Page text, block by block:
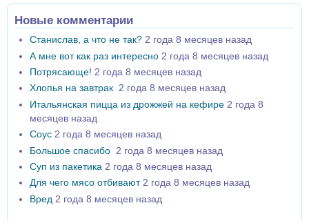
Новые комментарии
Станислав, а что не так? 2 года 8 месяцев назад
А мне вот как раз интересно 2 года 8 месяцев назад
Потрясающе! 2 года 8 месяцев назад
Хлопья на завтрак 2 года 8 месяцев назад
Итальянская пицца из дрожжей на кефире 2 года 8
месяцев назад
Соус 2 года 8 месяцев назад
Большое спасибо 2 года 8 месяцев назад
Суп из пакетика 2 года 8 месяцев назад
Для чего мясо отбивают 2 года 8 месяцев назад
Вред 2 года 8 месяцев назад